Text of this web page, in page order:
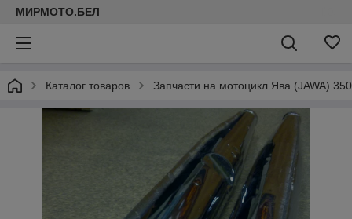
МИРМОТО.БЕЛ
Каталог товаров Запчасти на мотоцикл Ява (JAWA)